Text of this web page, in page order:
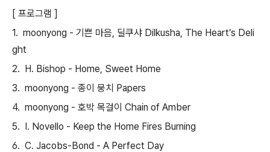
[ 프로그램 ]
1. moonyong - 기쁜 마음, 딜쿠샤 Dilkusha, The Heart’s Deli
ght
2. H. Bishop - Home, Sweet Home
3. moonyong - 종이 뭉치 Papers
4. moonyong - 호박 목걸이 Chain of Amber
5. I. Novello - Keep the Home Fires Burning
6. C. Jacobs-Bond - A Perfect Day